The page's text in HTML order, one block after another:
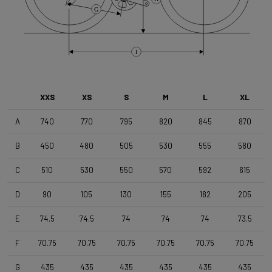
Tipo di freno
DT Swiss G1800 Spline Dynamo 25mm
DT Swiss G1800 Spline , TA 12x142mm , Tubeless Ready ,
Pneumatici
Manubrio
4ZA Stratos Gravel 420/480
I
G
XXS XS S M L XL
A 740 770 795 820 845 870
B 450 480 505 530 555 580
C 510 530 550 570 592 615
D 90 105 130 155 182 205
E 74.5 74.5 74 74 74 73.5
F 70.75 70.75 70.75 70.75 70.75 70.75
G 435 435 435 435 435 435